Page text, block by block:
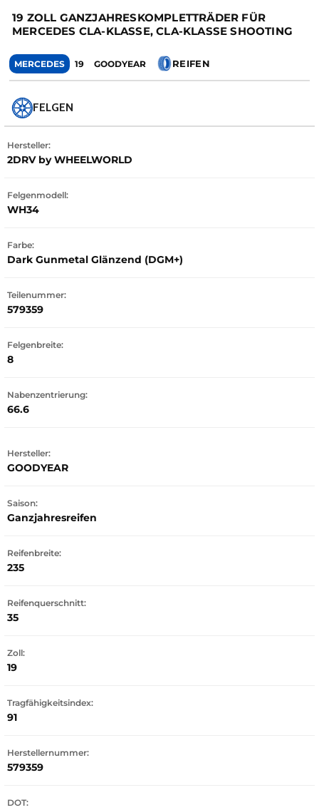
19 ZOLL GANZJAHRESKOMPLETTRÄDER FÜR
MERCEDES CLA-KLASSE, CLA-KLASSE SHOOTING
MERCEDES 19 GOODYEAR REIFEN
FELGEN
Hersteller:
2DRV by WHEELWORLD
Felgenmodell:
WH34
Farbe:
Dark Gunmetal Glänzend (DGM+)
Teilenummer:
579359
Felgenbreite:
8
Nabenzentrierung:
66.6
Hersteller:
GOODYEAR
Saison:
Ganzjahresreifen
Reifenbreite:
235
Reifenquerschnitt:
35
Zoll:
19
Tragfähigkeitsindex:
91
Herstellernummer:
579359
DOT: